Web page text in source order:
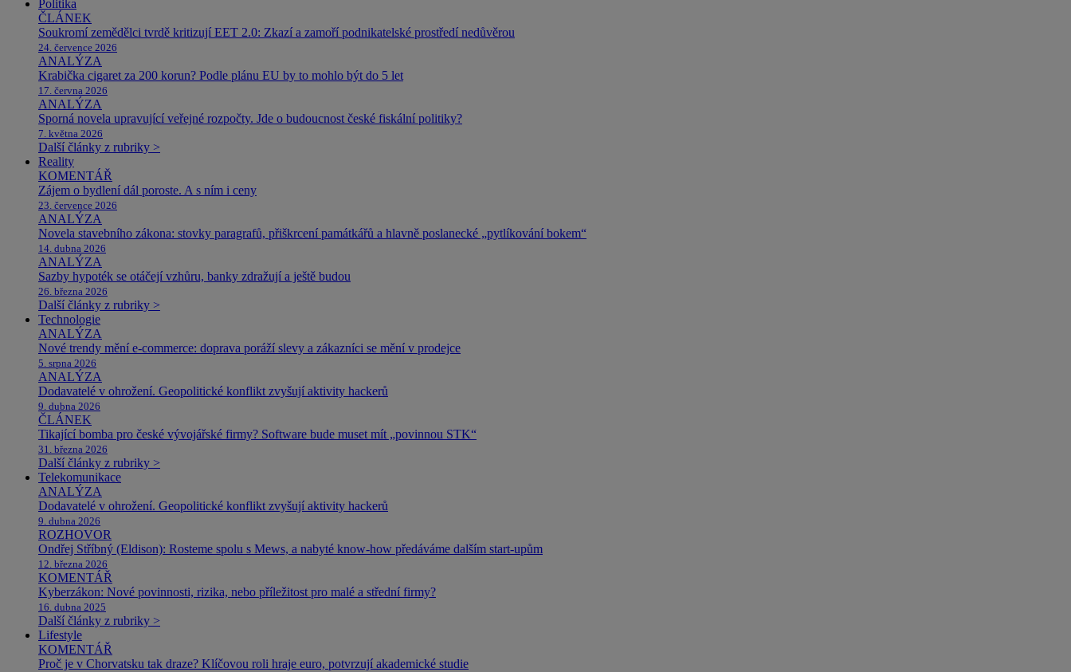
Politika
ČLÁNEK
Soukromí zemědělci tvrdě kritizují EET 2.0: Zkazí a zamoří podnikatelské prostředí nedůvěrou
24. července 2026
ANALÝZA
Krabička cigaret za 200 korun? Podle plánu EU by to mohlo být do 5 let
17. června 2026
ANALÝZA
Sporná novela upravující veřejné rozpočty. Jde o budoucnost české fiskální politiky?
7. května 2026
Další články z rubriky >
Reality
KOMENTÁŘ
Zájem o bydlení dál poroste. A s ním i ceny
23. července 2026
ANALÝZA
Novela stavebního zákona: stovky paragrafů, přiškrcení památkářů a hlavně poslanecké „pytlíkování bokem“
14. dubna 2026
ANALÝZA
Sazby hypoték se otáčejí vzhůru, banky zdražují a ještě budou
26. března 2026
Další články z rubriky >
Technologie
ANALÝZA
Nové trendy mění e-commerce: doprava poráží slevy a zákazníci se mění v prodejce
5. srpna 2026
ANALÝZA
Dodavatelé v ohrožení. Geopolitické konflikt zvyšují aktivity hackerů
9. dubna 2026
ČLÁNEK
Tikající bomba pro české vývojářské firmy? Software bude muset mít „povinnou STK“
31. března 2026
Další články z rubriky >
Telekomunikace
ANALÝZA
Dodavatelé v ohrožení. Geopolitické konflikt zvyšují aktivity hackerů
9. dubna 2026
ROZHOVOR
Ondřej Stříbný (Eldison): Rosteme spolu s Mews, a nabyté know-how předáváme dalším start-upům
12. března 2026
KOMENTÁŘ
Kyberzákon: Nové povinnosti, rizika, nebo příležitost pro malé a střední firmy?
16. dubna 2025
Další články z rubriky >
Lifestyle
KOMENTÁŘ
Proč je v Chorvatsku tak draze? Klíčovou roli hraje euro, potvrzují akademické studie